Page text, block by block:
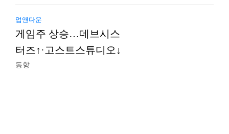
업앤다운
게임주 상승…데브시스
터즈↑·고스트스튜디오↓
동향